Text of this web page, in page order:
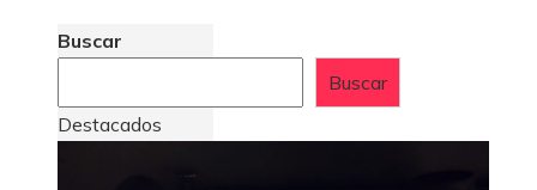
Buscar
Buscar
Destacados